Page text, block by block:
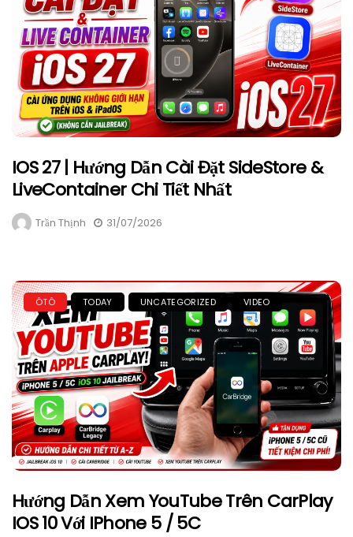
IOS 27 | Hướng Dẫn Cài Đặt SideStore &
LiveContainer Chi Tiết Nhất
Trần Thịnh 31/07/2026
ÔTÔ TODAY UNCATEGORIZED VIDEO
Hướng Dẫn Xem YouTube Trên CarPlay
IOS 10 Với IPhone 5 / 5C